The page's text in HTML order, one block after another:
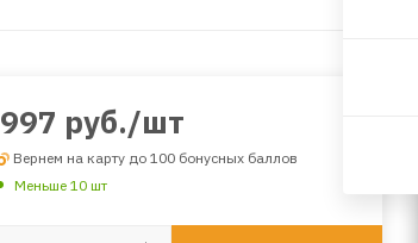
997 руб./шт
Вернем на карту до 100 бонусных баллов
Меньше 10 шт